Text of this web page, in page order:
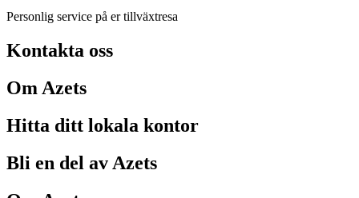
Personlig service på er tillväxtresa
Kontakta oss
Om Azets
Hitta ditt lokala kontor
Bli en del av Azets